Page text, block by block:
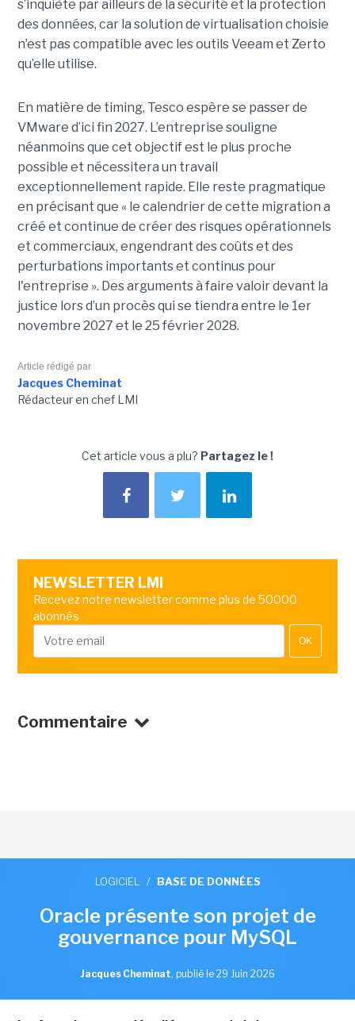
s’inquiète par ailleurs de la sécurité et la protection
des données, car la solution de virtualisation choisie
n’est pas compatible avec les outils Veeam et Zerto
qu’elle utilise.
En matière de timing, Tesco espère se passer de
VMware d’ici fin 2027. L’entreprise souligne
néanmoins que cet objectif est le plus proche
possible et nécessitera un travail
exceptionnellement rapide. Elle reste pragmatique
en précisant que « le calendrier de cette migration a
créé et continue de créer des risques opérationnels
et commerciaux, engendrant des coûts et des
perturbations importants et continus pour
l'entreprise ». Des arguments à faire valoir devant la
justice lors d’un procès qui se tiendra entre le 1er
novembre 2027 et le 25 février 2028.
Article rédigé par
Jacques Cheminat
Rédacteur en chef LMI
Cet article vous a plu? Partagez le !
NEWSLETTER LMI
Recevez notre newsletter comme plus de 50000
abonnés
OK
Commentaire
LOGICIEL / BASE DE DONNÉES
Oracle présente son projet de
gouvernance pour MySQL
Jacques Cheminat, publié le 29 Juin 2026